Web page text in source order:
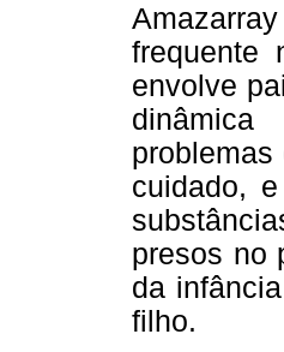
frequente
envolve
dinâmica
cuidado,
presos no
da
filho.